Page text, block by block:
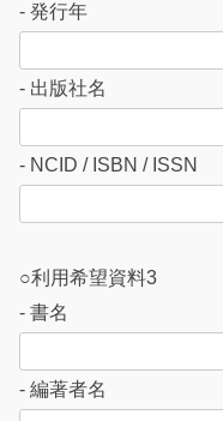
- 発行年
- 出版社名
- NCID / ISBN / ISSN
○利用希望資料3
- 書名
- 編著者名